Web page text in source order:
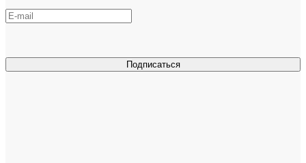
Подписаться